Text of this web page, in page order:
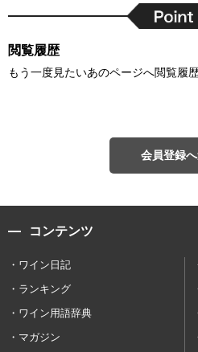
閲覧履歴
もう一度見たいあのページへ閲覧履
会員登録
コンテンツ
ワイン日記
ランキング
ワイン用語辞典
マガジン